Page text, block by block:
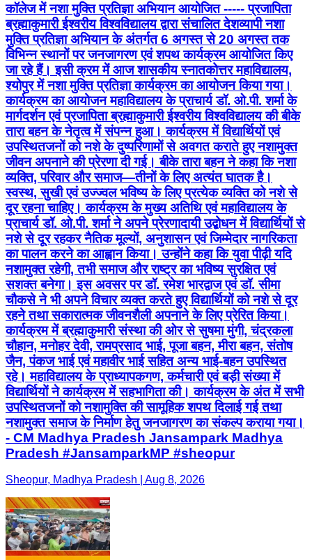
कॉलेज में नशा मुक्ति प्रतिज्ञा अभियान आयोजित ----- प्रजापिता
ब्रह्माकुमारी ईश्वरीय विश्वविद्यालय द्वारा संचालित देशव्यापी नशा
मुक्ति प्रतिज्ञा अभियान के अंतर्गत 6 अगस्त से 20 अगस्त तक
विभिन्न स्थानों पर जनजागरण एवं शपथ कार्यक्रम आयोजित किए
जा रहे हैं। इसी क्रम में आज शासकीय स्नातकोत्तर महाविद्यालय,
श्योपुर में नशा मुक्ति प्रतिज्ञा कार्यक्रम का आयोजन किया गया।
कार्यक्रम का आयोजन महाविद्यालय के प्राचार्य डॉ. ओ.पी. शर्मा के
मार्गदर्शन एवं प्रजापिता ब्रह्माकुमारी ईश्वरीय विश्वविद्यालय की बीके
तारा बहन के नेतृत्व में संपन्न हुआ। कार्यक्रम में विद्यार्थियों एवं
उपस्थितजनों को नशे के दुष्परिणामों से अवगत कराते हुए नशामुक्त
जीवन अपनाने की प्रेरणा दी गई। बीके तारा बहन ने कहा कि नशा
व्यक्ति, परिवार और समाज—तीनों के लिए अत्यंत घातक है।
स्वस्थ, सुखी एवं उज्ज्वल भविष्य के लिए प्रत्येक व्यक्ति को नशे से
दूर रहना चाहिए। कार्यक्रम के मुख्य अतिथि एवं महाविद्यालय के
प्राचार्य डॉ. ओ.पी. शर्मा ने अपने प्रेरणादायी उद्बोधन में विद्यार्थियों से
नशे से दूर रहकर नैतिक मूल्यों, अनुशासन एवं जिम्मेदार नागरिकता
का पालन करने का आह्वान किया। उन्होंने कहा कि युवा पीढ़ी यदि
नशामुक्त रहेगी, तभी समाज और राष्ट्र का भविष्य सुरक्षित एवं
सशक्त बनेगा। इस अवसर पर डॉ. रमेश भारद्वाज एवं डॉ. सीमा
चौकसे ने भी अपने विचार व्यक्त करते हुए विद्यार्थियों को नशे से दूर
रहने तथा सकारात्मक जीवनशैली अपनाने के लिए प्रेरित किया।
कार्यक्रम में ब्रह्माकुमारी संस्था की ओर से सुषमा मुंगी, चंद्रकला
चौहान, मनोहर देवी, रामप्रसाद भाई, पूजा बहन, मीरा बहन, संतोष
जैन, पंकज भाई एवं महावीर भाई सहित अन्य भाई-बहन उपस्थित
रहे। महाविद्यालय के प्राध्यापकगण, कर्मचारी एवं बड़ी संख्या में
विद्यार्थियों ने कार्यक्रम में सहभागिता की। कार्यक्रम के अंत में सभी
उपस्थितजनों को नशामुक्ति की सामूहिक शपथ दिलाई गई तथा
नशामुक्त समाज के निर्माण हेतु जनजागरण का संकल्प कराया गया।
- CM Madhya Pradesh Jansampark Madhya
Pradesh #JansamparkMP #sheopur
Sheopur, Madhya Pradesh | Aug 8, 2026